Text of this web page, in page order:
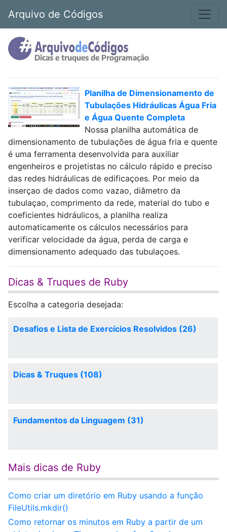
Arquivo de Códigos
Planilha de Dimensionamento de
Tubulações Hidráulicas Água Fria
e Água Quente Completa
Nossa planilha automática de
dimensionamento de tubulações de água fria e quente
é uma ferramenta desenvolvida para auxiliar
engenheiros e projetistas no cálculo rápido e preciso
das redes hidráulicas de edificaçoes. Por meio da
inserçao de dados como vazao, diâmetro da
tubulaçao, comprimento da rede, material do tubo e
coeficientes hidráulicos, a planilha realiza
automaticamente os cálculos necessários para
verificar velocidade da água, perda de carga e
dimensionamento adequado das tubulaçoes.
Dicas & Truques de Ruby
Escolha a categoria desejada:
Desafios e Lista de Exercícios Resolvidos (26)
Dicas & Truques (108)
Fundamentos da Linguagem (31)
Mais dicas de Ruby
Como criar um diretório em Ruby usando a função
FileUtils.mkdir()
Como retornar os minutos em Ruby a partir de um